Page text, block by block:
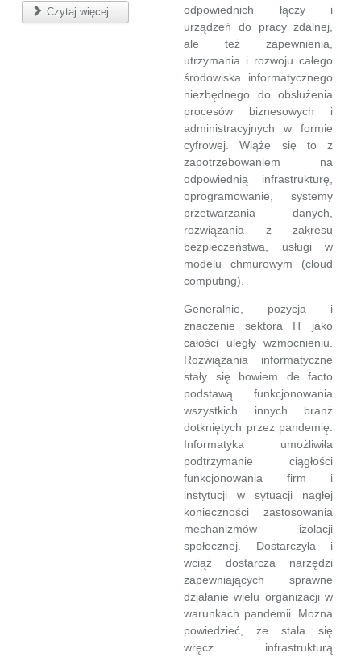
Czytaj więcej...
odpowiednich łączy i
urządzeń do pracy zdalnej,
ale też zapewnienia,
utrzymania i rozwoju całego
środowiska informatycznego
niezbędnego do obsłużenia
procesów biznesowych i
administracyjnych w formie
cyfrowej. Wiąże się to z
zapotrzebowaniem na
odpowiednią infrastrukturę,
oprogramowanie, systemy
przetwarzania danych,
rozwiązania z zakresu
bezpieczeństwa, usługi w
modelu chmurowym (cloud
computing).
Generalnie, pozycja i
znaczenie sektora IT jako
całości uległy wzmocnieniu.
Rozwiązania informatyczne
stały się bowiem de facto
podstawą funkcjonowania
wszystkich innych branż
dotkniętych przez pandemię.
Informatyka umożliwiła
podtrzymanie ciągłości
funkcjonowania firm i
instytucji w sytuacji nagłej
konieczności zastosowania
mechanizmów izolacji
społecznej. Dostarczyła i
wciąż dostarcza narzędzi
zapewniających sprawne
działanie wielu organizacji w
warunkach pandemii. Można
powiedzieć, że stała się
wręcz infrastrukturą